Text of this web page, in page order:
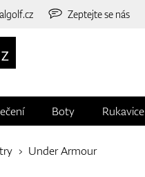
Zeptejte se nás
Boty Rukavice
Under Armour